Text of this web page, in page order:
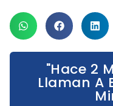
"Hace 2
Llaman A